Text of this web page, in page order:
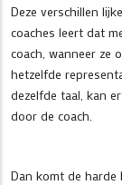
Deze verschillen
coaches leert dat
coach, wanneer ze
hetzelfde
dezelfde taal, kan
door de coach.
Dan komt de harde